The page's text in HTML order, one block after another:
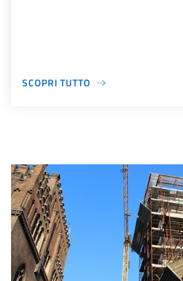
SCOPRI TUTTO